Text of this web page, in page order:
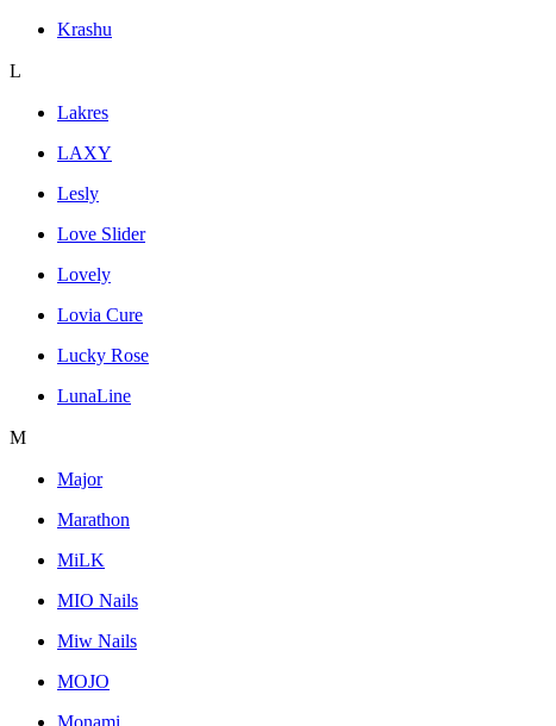
Krashu
L
Lakres
LAXY
Lesly
Love Slider
Lovely
Lovia Cure
Lucky Rose
LunaLine
M
Major
Marathon
MiLK
MIO Nails
Miw Nails
MOJO
Monami